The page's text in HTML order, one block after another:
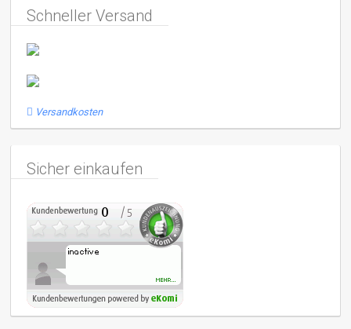
Schneller Versand
Versandkosten
Sicher einkaufen